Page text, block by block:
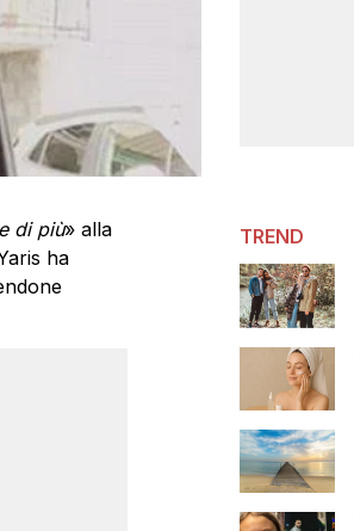
di più» alla
ha
TREND